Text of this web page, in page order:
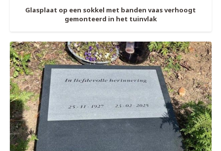
Glasplaat op een sokkel met banden vaas verhoogt
gemonteerd in het tuinvlak